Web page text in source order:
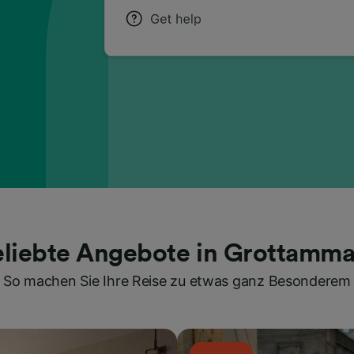
Angebote in
So machen Sie Ihre Reise zu etwas ganz Besonderem